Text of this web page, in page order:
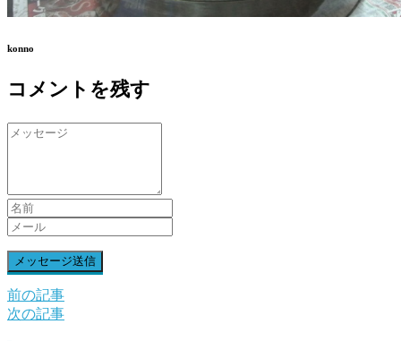
konno
コメントを残す
前
後
前の記事
次の記事